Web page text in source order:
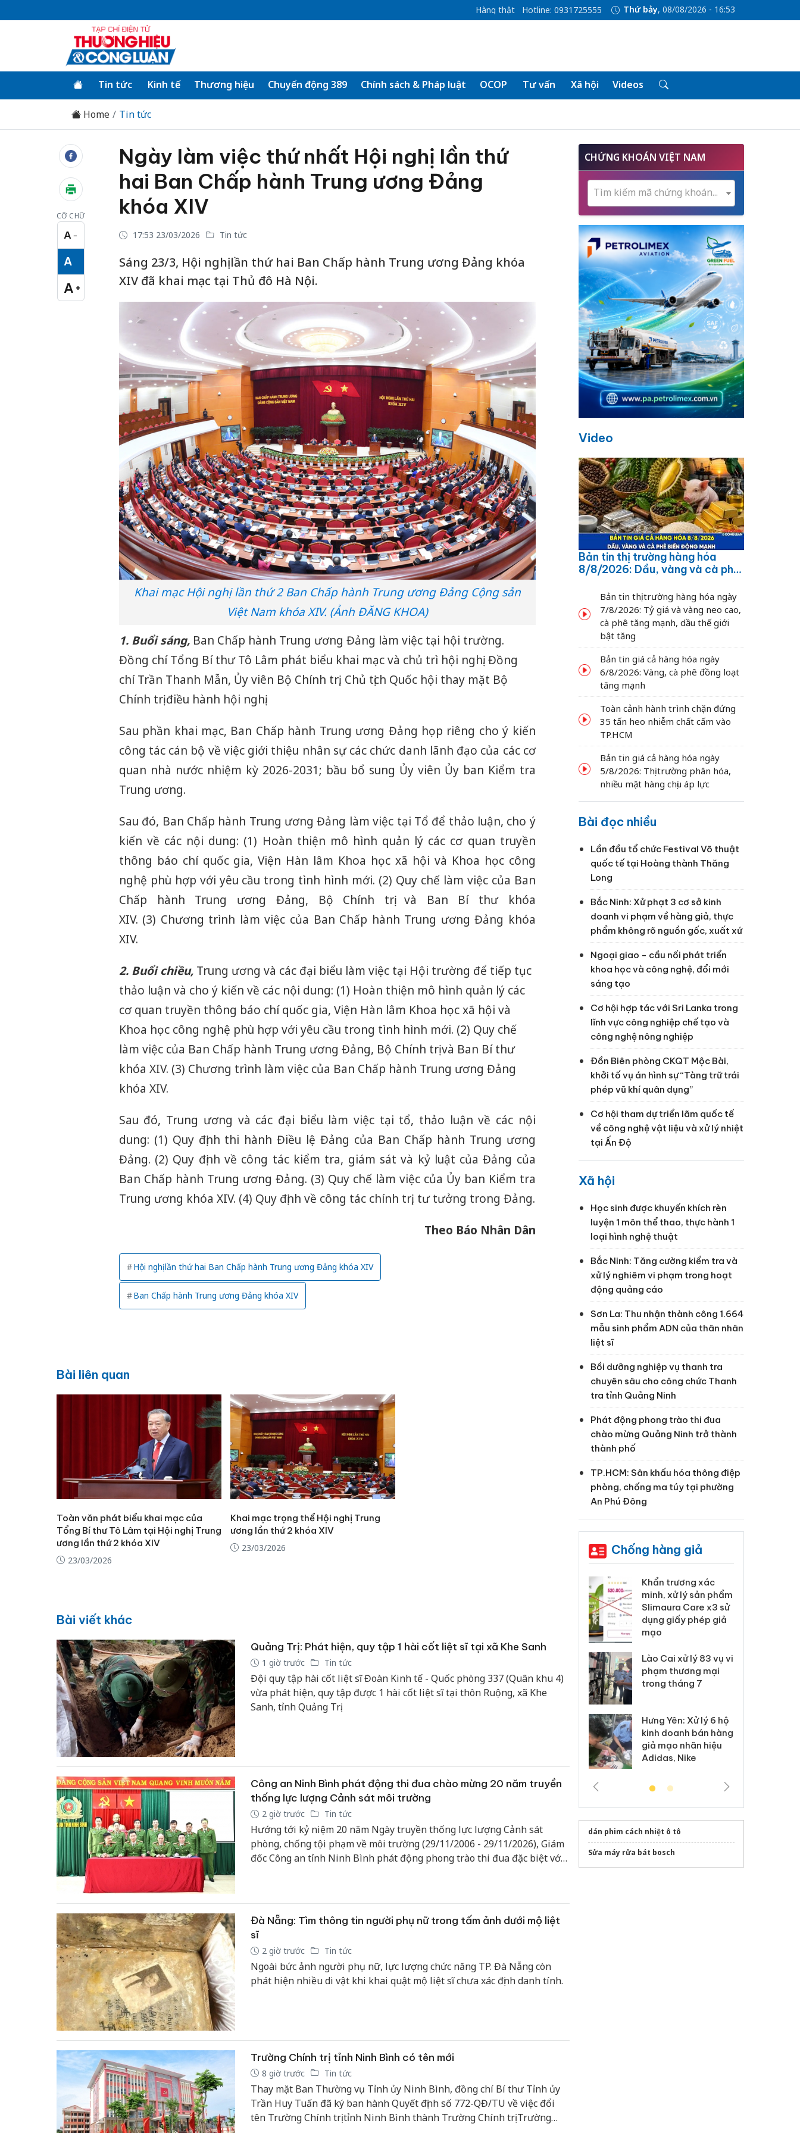
Hàng thật Hotline: 0931725555 Thứ bảy, 08/08/2026 - 16:53
Tin tức Kinh tế Thương hiệu Chuyển động 389 Chính sách & Pháp luật OCOP Tư vấn Xã hội Videos
Home Tin tức
CỠ CHỮ
A −
Cỡ chữ nhỏ
A
Cỡ chữ vừa
A +
Cỡ chữ lớn
Ngày làm việc thứ nhất Hội nghị lần thứ
hai Ban Chấp hành Trung ương Đảng
khóa XIV
17:53 23/03/2026 Tin tức
Sáng 23/3, Hội nghị lần thứ hai Ban Chấp hành Trung ương Đảng khóa
XIV đã khai mạc tại Thủ đô Hà Nội.
Khai mạc Hội nghị lần thứ 2 Ban Chấp hành Trung ương Đảng Cộng sản
Việt Nam khóa XIV. (Ảnh ĐĂNG KHOA)
1. Buổi sáng,Ban Chấp hành Trung ương Đảng làm việc tại hội trường.
Đồng chí Tổng Bí thư Tô Lâm phát biểu khai mạc và chủ trì hội nghị. Đồng
chí Trần Thanh Mẫn, Ủy viên Bộ Chính trị, Chủ tịch Quốc hội thay mặt Bộ
Chính trị điều hành hội nghị.
Sau phần khai mạc, Ban Chấp hành Trung ương Đảng họp riêng cho ý kiến
công tác cán bộ về việc giới thiệu nhân sự các chức danh lãnh đạo của các cơ
quan nhà nước nhiệm kỳ 2026-2031; bầu bổ sung Ủy viên Ủy ban Kiểm tra
Trung ương.
Sau đó, Ban Chấp hành Trung ương Đảng làm việc tại Tổ để thảo luận, cho ý
kiến về các nội dung: (1) Hoàn thiện mô hình quản lý các cơ quan truyền
thông báo chí quốc gia, Viện Hàn lâm Khoa học xã hội và Khoa học công
nghệ phù hợp với yêu cầu trong tình hình mới. (2) Quy chế làm việc của Ban
Chấp hành Trung ương Đảng, Bộ Chính trị và Ban Bí thư khóa
XIV. (3) Chương trình làm việc của Ban Chấp hành Trung ương Đảng khóa
XIV.
2. Buổi chiều,Trung ương và các đại biểu làm việc tại Hội trường để tiếp tục
thảo luận và cho ý kiến về các nội dung: (1) Hoàn thiện mô hình quản lý các
cơ quan truyền thông báo chí quốc gia, Viện Hàn lâm Khoa học xã hội và
Khoa học công nghệ phù hợp với yêu cầu trong tình hình mới. (2) Quy chế
làm việc của Ban Chấp hành Trung ương Đảng, Bộ Chính trị và Ban Bí thư
khóa XIV. (3) Chương trình làm việc của Ban Chấp hành Trung ương Đảng
khóa XIV.
Sau đó, Trung ương và các đại biểu làm việc tại tổ, thảo luận về các nội
dung: (1) Quy định thi hành Điều lệ Đảng của Ban Chấp hành Trung ương
Đảng. (2) Quy định về công tác kiểm tra, giám sát và kỷ luật của Đảng của
Ban Chấp hành Trung ương Đảng. (3) Quy chế làm việc của Ủy ban Kiểm tra
Trung ương khóa XIV. (4) Quy định về công tác chính trị, tư tưởng trong Đảng.
Theo Báo Nhân Dân
Hội nghị lần thứ hai Ban Chấp hành Trung ương Đảng khóa XIV
Ban Chấp hành Trung ương Đảng khóa XIV
Bài liên quan
Toàn văn phát biểu khai mạc của
Tổng Bí thư Tô Lâm tại Hội nghị Trung
ương lần thứ 2 khóa XIV
23/03/2026
Khai mạc trọng thể Hội nghị Trung
ương lần thứ 2 khóa XIV
23/03/2026
Bài viết khác
Quảng Trị: Phát hiện, quy tập 1 hài cốt liệt sĩ tại xã Khe Sanh
1 giờ trước Tin tức
Đội quy tập hài cốt liệt sĩ Đoàn Kinh tế - Quốc phòng 337 (Quân khu 4)
vừa phát hiện, quy tập được 1 hài cốt liệt sĩ tại thôn Ruộng, xã Khe
Sanh, tỉnh Quảng Trị.
Công an Ninh Bình phát động thi đua chào mừng 20 năm truyền
thống lực lượng Cảnh sát môi trường
2 giờ trước Tin tức
Hướng tới kỷ niệm 20 năm Ngày truyền thống lực lượng Cảnh sát
phòng, chống tội phạm về môi trường (29/11/2006 - 29/11/2026), Giám
đốc Công an tỉnh Ninh Bình phát động phong trào thi đua đặc biệt với
vụ; gương mẫu đi đầu, thi đua lập thành tích chào mừng kỷ niệm 20
năm Ngày truyền thống lực lượng”.
Đà Nẵng: Tìm thông tin người phụ nữ trong tấm ảnh dưới mộ liệt
sĩ
2 giờ trước Tin tức
Ngoài bức ảnh người phụ nữ, lực lượng chức năng TP. Đà Nẵng còn
phát hiện nhiều di vật khi khai quật mộ liệt sĩ chưa xác định danh tính.
Trường Chính trị tỉnh Ninh Bình có tên mới
8 giờ trước Tin tức
Thay mặt Ban Thường vụ Tỉnh ủy Ninh Bình, đồng chí Bí thư Tỉnh ủy
Trần Huy Tuấn đã ký ban hành Quyết định số 772-QĐ/TU về việc đổi
tên Trường Chính trị tỉnh Ninh Bình thành Trường Chính trị Trường
CHỨNG KHOÁN VIỆT NAM
Tìm kiếm mã chứng khoán...
Video
Bản tin thị trường hàng hóa
8/8/2026: Dầu, vàng và cà phê
Bản tin thị trường hàng hóa ngày
7/8/2026: Tỷ giá và vàng neo cao,
cà phê tăng mạnh, dầu thế giới
bật tăng
Bản tin giá cả hàng hóa ngày
6/8/2026: Vàng, cà phê đồng loạt
tăng mạnh
Toàn cảnh hành trình chặn đứng
35 tấn heo nhiễm chất cấm vào
TP.HCM
Bản tin giá cả hàng hóa ngày
5/8/2026: Thị trường phân hóa,
nhiều mặt hàng chịu áp lực
Bài đọc nhiều
Lần đầu tổ chức Festival Võ thuật
quốc tế tại Hoàng thành Thăng
Long
Bắc Ninh: Xử phạt 3 cơ sở kinh
doanh vi phạm về hàng giả, thực
phẩm không rõ nguồn gốc, xuất xứ
Ngoại giao - cầu nối phát triển
khoa học và công nghệ, đổi mới
sáng tạo
Cơ hội hợp tác với Sri Lanka trong
lĩnh vực công nghiệp chế tạo và
công nghệ nông nghiệp
Đồn Biên phòng CKQT Mộc Bài,
khởi tố vụ án hình sự “Tàng trữ trái
phép vũ khí quân dụng”
Cơ hội tham dự triển lãm quốc tế
về công nghệ vật liệu và xử lý nhiệt
tại Ấn Độ
Xã hội
Học sinh được khuyến khích rèn
luyện 1 môn thể thao, thực hành 1
loại hình nghệ thuật
Bắc Ninh: Tăng cường kiểm tra và
xử lý nghiêm vi phạm trong hoạt
động quảng cáo
Sơn La: Thu nhận thành công 1.664
mẫu sinh phẩm ADN của thân nhân
liệt sĩ
Bồi dưỡng nghiệp vụ thanh tra
chuyên sâu cho công chức Thanh
tra tỉnh Quảng Ninh
Phát động phong trào thi đua
chào mừng Quảng Ninh trở thành
thành phố
TP.HCM: Sân khấu hóa thông điệp
phòng, chống ma túy tại phường
An Phú Đông
Chống hàng giả
án sản xuất, buôn
bán yến sào giả
Khẩn trương xác
minh, xử lý sản phẩm
Slimaura Care x3 sử
dụng giấy phép giả
mạo
Lào Cai xử lý 83 vụ vi
phạm thương mại
trong tháng 7
Hưng Yên: Xử lý 6 hộ
kinh doanh bán hàng
giả mạo nhãn hiệu
Adidas, Nike
dán phim cách nhiệt ô tô
Sửa máy rửa bát bosch